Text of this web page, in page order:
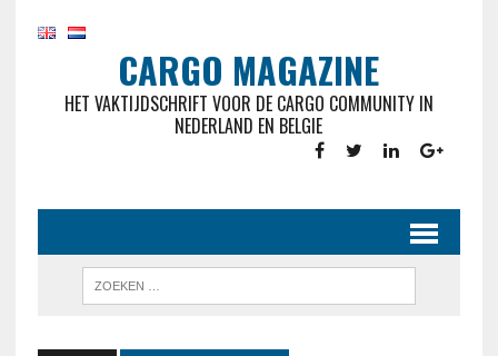
CARGO MAGAZINE
HET VAKTIJDSCHRIFT VOOR DE CARGO COMMUNITY IN
NEDERLAND EN BELGIE